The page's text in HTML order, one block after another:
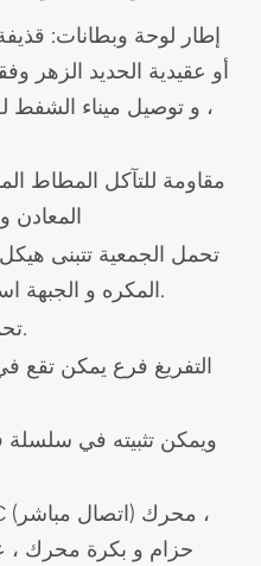
أو عقيدية الحديد الزهر
، و توصيل ميناء الشفط
المعادن
المكره و الجبهة اسطوانة بطانة هو سهلة لضبط.
4. تحمل هو مشحم مع الشحوم.